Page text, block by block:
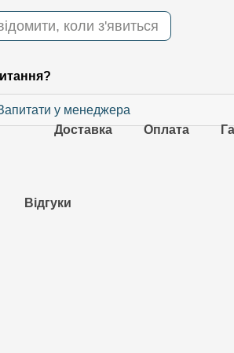
коли з'явиться
у менеджера
Доставка
Оплата
Відгуки